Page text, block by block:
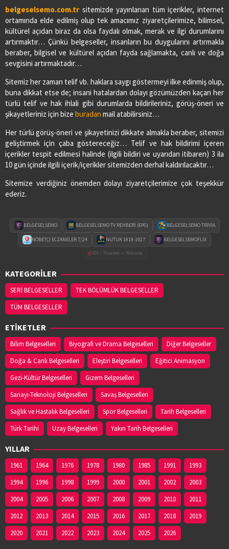
belgeselsemo.com.tr sitemizde yayınlanan tüm içerikler, internet
ortamında elde edilmiş olup tek amacımız ziyaretçilerimize, bilimsel,
kültürel açıdan biraz da olsa faydalı olmak, merak ve ilgi durumlarını
artırmaktır… Çünkü belgeseller, insanların bu duygularını artırmakla
beraber, bilgisel ve kültürel açıdan fayda sağlamakta, canlı ve doğa
sevgisini artırmaktadır…
Sitemiz her zaman telif vb. haklara saygı göstermeyi ilke edinmiş olup,
buna dikkat etse de; insani hatalardan dolayı gözümüzden kaçan her
türlü telif ve hak ihlali gibi durumlarda bildirileriniz, görüş-öneri ve
şikayetleriniz için bize buradan mail atabilirsiniz…
Her türlü görüş-öneri ve şikayetinizi dikkate almakla beraber, sitemizi
geliştirmek için çaba göstereceğiz… Telif ve hak bildirimi içeren
içerikler tespit edilmesi halinde (ilgili bildiri ve uyarıdan itibaren) 3 ila
10 gün içinde ilgili içerik/içerikler sitemizden derhal kaldırılacaktır…
Sitemize verdiğiniz önemden dolayı ziyaretçilerimize çok teşekkür
ederiz.
BELGESELSEMO BELGESELSEMO TV REHBERİ (EPG) BELGESELSEMO TRIVIA
NÖBETÇİ ECZANELER 7/24 NUTUK 1919-1927
BELGESELSEMOFLIX
iOS / Huawei — Yakında
KATEGORİLER
SERİ BELGESELLER
TEK BÖLÜMLÜK BELGESELLER
TÜM BELGESELLER
ETİKETLER
Bilim Belgeselleri Biyografi ve Drama Belgeselleri
Diğer Belgeseller
Doğa & Canlı Belgeselleri
Eleştiri Belgeselleri
Eğitici Animasyon
Gezi-Kültür Belgeselleri
Gizem Belgeselleri
Sanayi-Teknoloji Belgeselleri
Savaş Belgeselleri
Sağlık ve Hastalık Belgeselleri
Spor Belgeselleri
Tarih Belgeselleri
Türk Tarihi
Uzay Belgeselleri Yakın Tarih Belgeselleri
YILLAR
1961 1964 1976 1978 1980 1985 1991
1993
1994
1996 1998 1999 2000 2001 2002
2003
2004
2005 2006 2007 2008 2009 2010
2011
2012
2013 2014 2015 2016 2017 2018
2019
2020
2021 2022 2023 2024 2025 2026